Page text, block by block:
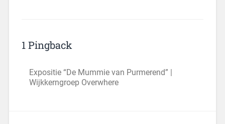
1 Pingback
Expositie “De Mummie van Purmerend” |
Wijkkerngroep Overwhere